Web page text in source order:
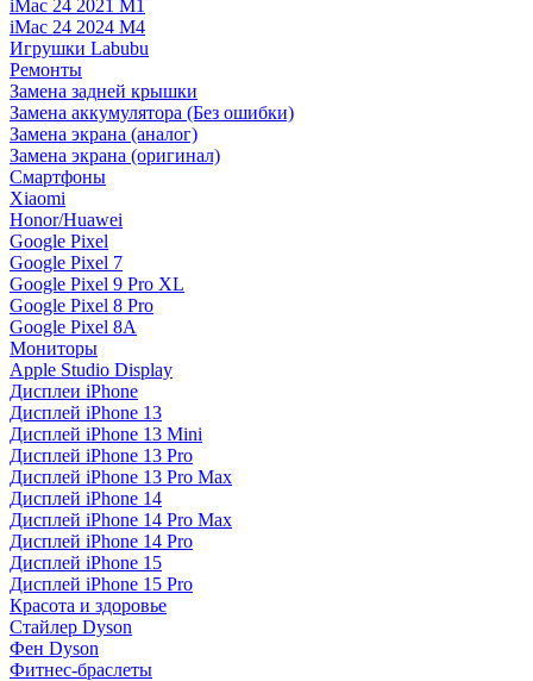
iMac 24 2021 M1
iMac 24 2024 M4
Игрушки Labubu
Ремонты
Замена задней крышки
Замена аккумулятора (Без ошибки)
Замена экрана (аналог)
Замена экрана (оригинал)
Смартфоны
Xiaomi
Honor/Huawei
Google Pixel
Google Pixel 7
Google Pixel 9 Pro XL
Google Pixel 8 Pro
Google Pixel 8A
Мониторы
Apple Studio Display
Дисплеи iPhone
Дисплей iPhone 13
Дисплей iPhone 13 Mini
Дисплей iPhone 13 Pro
Дисплей iPhone 13 Pro Max
Дисплей iPhone 14
Дисплей iPhone 14 Pro Max
Дисплей iPhone 14 Pro
Дисплей iPhone 15
Дисплей iPhone 15 Pro
Красота и здоровье
Стайлер Dyson
Фен Dyson
Фитнес-браслеты